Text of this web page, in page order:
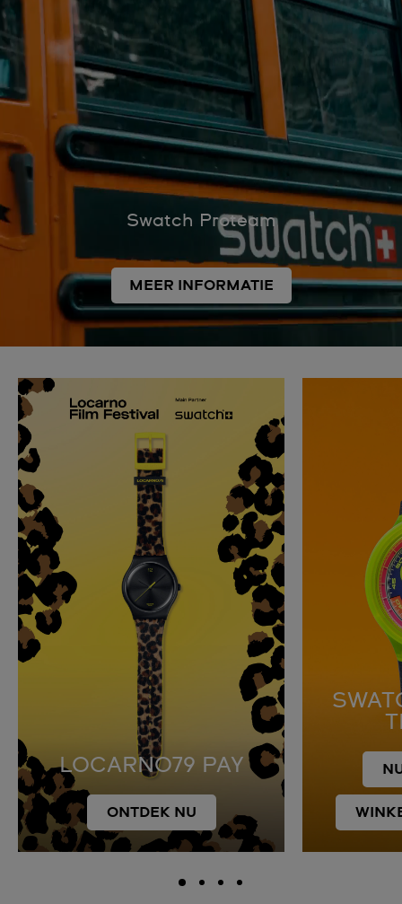
Swatch Proteam
MEER INFORMATIE
LOCARNO79 PAY
ONTDEK NU